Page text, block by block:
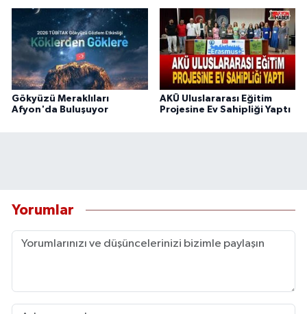
Gökyüzü Meraklıları
Afyon'da Buluşuyor
AKÜ Uluslararası Eğitim
Projesine Ev Sahipliği Yaptı
Yorumlar